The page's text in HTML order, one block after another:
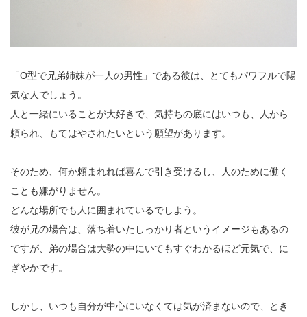
「O型で兄弟姉妹が一人の男性」である彼は、とてもパワフルで陽
気な人でしょう。
人と一緒にいることが大好きで、気持ちの底にはいつも、人から
頼られ、もてはやされたいという願望があります。
そのため、何か頼まれれば喜んで引き受けるし、人のために働く
ことも嫌がりません。
どんな場所でも人に囲まれているでしよう。
彼が兄の場合は、落ち着いたしっかり者というイメージもあるの
ですが、弟の場合は大勢の中にいてもすぐわかるほど元気で、に
ぎやかです。
しかし、いつも自分が中心にいなくては気が済まないので、とき